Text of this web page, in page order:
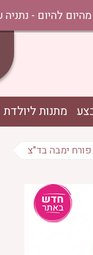
- נתניה עד אשקלון בהזמנה עד
מתנות ליולדת
ימבה בד"צ